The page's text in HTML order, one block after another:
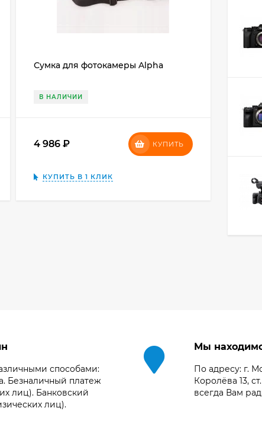
Сумка для фотокамеры Alpha
В НАЛИЧИИ
4 986 ₽ КУПИТЬ
КУПИТЬ В 1 КЛИК
способами:
Безналичный платеж
лиц). Банковский
лиц).
Мы
По адресу: г.
Королёва 13,
всегда Вам